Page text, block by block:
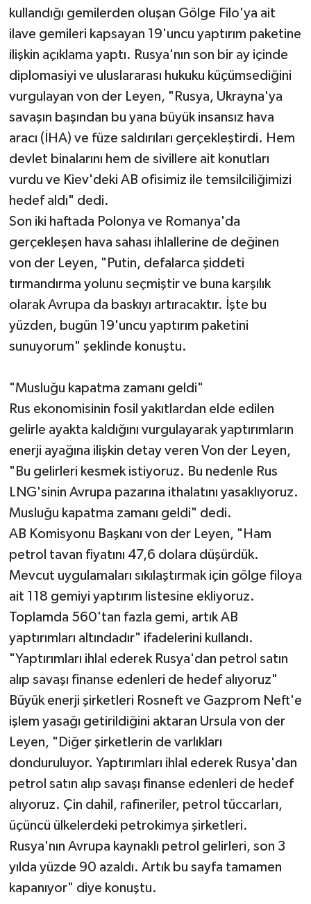
kullandığı gemilerden oluşan Gölge Filo'ya ait
ilave gemileri kapsayan 19'uncu yaptırım paketine
ilişkin açıklama yaptı. Rusya'nın son bir ay içinde
diplomasiyi ve uluslararası hukuku küçümsediğini
vurgulayan von der Leyen, "Rusya, Ukrayna'ya
savaşın başından bu yana büyük insansız hava
aracı (İHA) ve füze saldırıları gerçekleştirdi. Hem
devlet binalarını hem de sivillere ait konutları
vurdu ve Kiev'deki AB ofisimiz ile temsilciliğimizi
hedef aldı" dedi.
Son iki haftada Polonya ve Romanya'da
gerçekleşen hava sahası ihlallerine de değinen
von der Leyen, "Putin, defalarca şiddeti
tırmandırma yolunu seçmiştir ve buna karşılık
olarak Avrupa da baskıyı artıracaktır. İşte bu
yüzden, bugün 19'uncu yaptırım paketini
sunuyorum" şeklinde konuştu.
"Musluğu kapatma zamanı geldi"
Rus ekonomisinin fosil yakıtlardan elde edilen
gelirle ayakta kaldığını vurgulayarak yaptırımların
enerji ayağına ilişkin detay veren Von der Leyen,
"Bu gelirleri kesmek istiyoruz. Bu nedenle Rus
LNG'sinin Avrupa pazarına ithalatını yasaklıyoruz.
Musluğu kapatma zamanı geldi" dedi.
AB Komisyonu Başkanı von der Leyen, "Ham
petrol tavan fiyatını 47,6 dolara düşürdük.
Mevcut uygulamaları sıkılaştırmak için gölge filoya
ait 118 gemiyi yaptırım listesine ekliyoruz.
Toplamda 560'tan fazla gemi, artık AB
yaptırımları altındadır" ifadelerini kullandı.
"Yaptırımları ihlal ederek Rusya'dan petrol satın
alıp savaşı finanse edenleri de hedef alıyoruz"
Büyük enerji şirketleri Rosneft ve Gazprom Neft'e
işlem yasağı getirildiğini aktaran Ursula von der
Leyen, "Diğer şirketlerin de varlıkları
donduruluyor. Yaptırımları ihlal ederek Rusya'dan
petrol satın alıp savaşı finanse edenleri de hedef
alıyoruz. Çin dahil, rafineriler, petrol tüccarları,
üçüncü ülkelerdeki petrokimya şirketleri.
Rusya'nın Avrupa kaynaklı petrol gelirleri, son 3
yılda yüzde 90 azaldı. Artık bu sayfa tamamen
kapanıyor" diye konuştu.